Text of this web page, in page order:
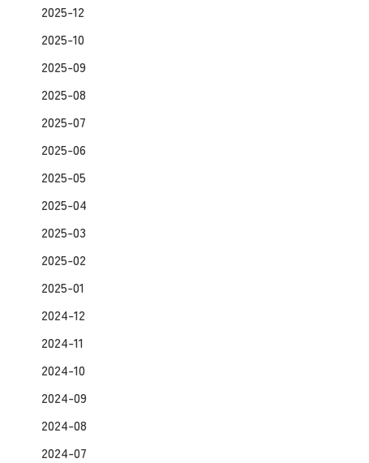
2025-12
2025-10
2025-09
2025-08
2025-07
2025-06
2025-05
2025-04
2025-03
2025-02
2025-01
2024-12
2024-11
2024-10
2024-09
2024-08
2024-07